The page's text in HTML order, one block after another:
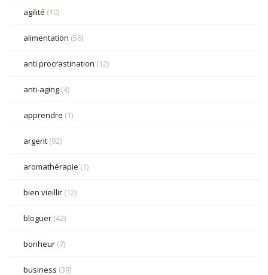
agilité (10)
alimentation (56)
anti procrastination (12)
anti-aging (4)
apprendre (1)
argent (92)
aromathérapie (1)
bien vieillir (12)
bloguer (42)
bonheur (7)
business (39)